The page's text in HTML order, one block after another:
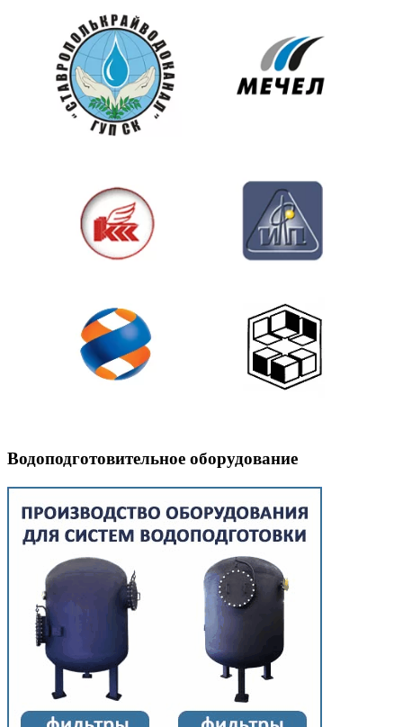
Водоподготовительное оборудование